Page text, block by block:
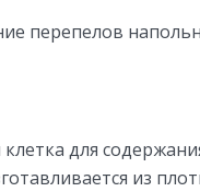
перепелов
для
из